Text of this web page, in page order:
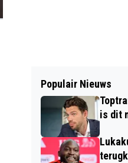
Populair Nieuws
is dit